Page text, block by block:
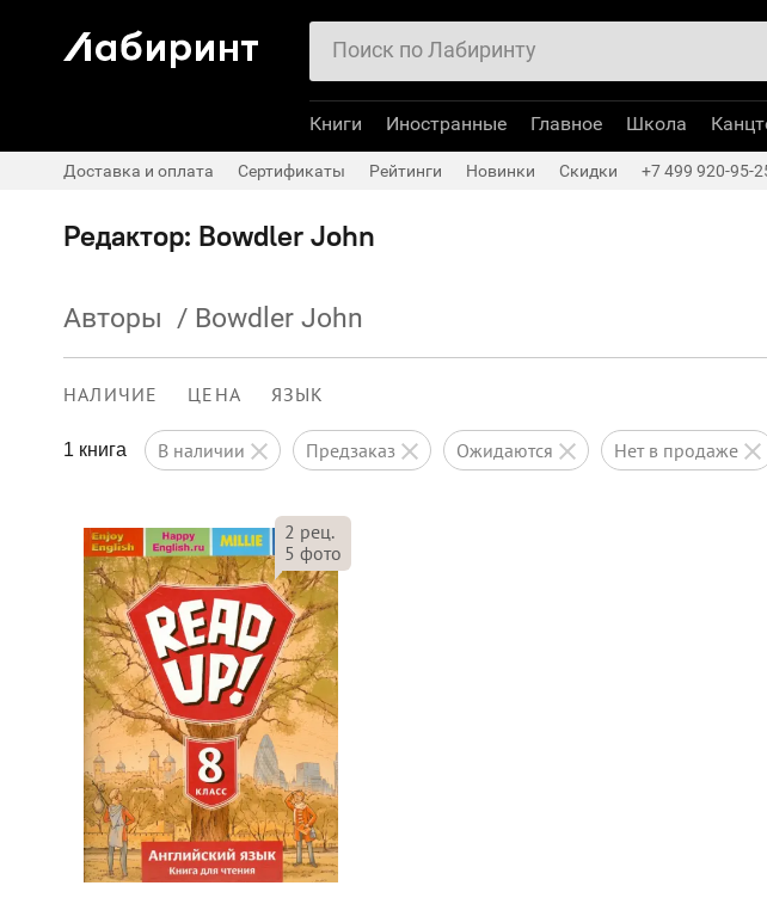
Редактор: Bowdler John
Авторы / Bowdler John
НАЛИЧИЕ ЦЕНА ЯЗЫК
1 книга в наличии предзаказ ожидаются нет в продаже
2 рец.
5 фото
Книги Иностранные Главное Школа
Доставка и оплата Сертификаты Рейтинги Новинки Скидки +7 499 920-95-